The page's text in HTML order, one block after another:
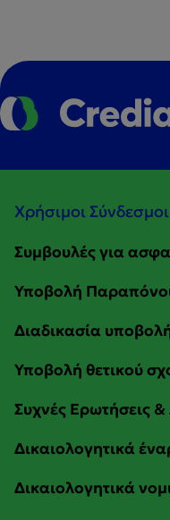
Χρήσιμοι Σύνδεσμοι